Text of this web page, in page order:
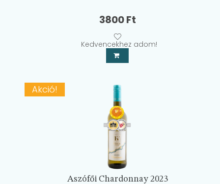
3800Ft
Kedvencekhez adom!
Akció!
Aszófői Chardonnay 2023